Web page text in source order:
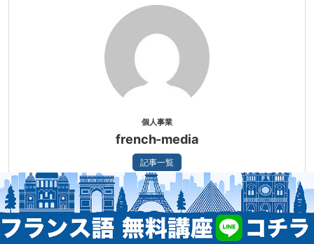
個人事業
french-media
記事一覧
フランス好きやフランス文化への興味が昂じてフランスに関連する専
門メディアを運営中。 メディア作成を通じてWEBマーケティング生業
とし、時間、働く場所に縛られない次世代の働き方や生き方を確立し
ています。